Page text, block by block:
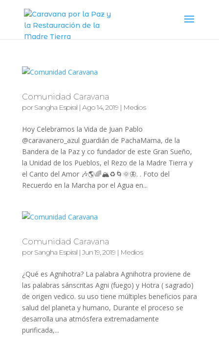
Comunidad Caravana
porSangha Espiral| Ago 14, 2019| Medios
Hoy Celebramos la Vida de Juan Pablo
@caravanero_azul guardián de PachaMama, de la
Bandera de la Paz y co fundador de este Gran Sueño,
la Unidad de los Pueblos, el Rezo de la Madre Tierra y
el Canto del Amor 🎶🌎🌈🏔♻️🌀🌞🦋. . Foto del
Recuerdo en la Marcha por el Agua en...
Comunidad Caravana
porSangha Espiral|Jun 19, 2019| Medios
¿Qué es Agnihotra? La palabra Agnihotra proviene de
las palabras sánscritas Agni (fuego) y Hotra ( sagrado)
de origen vedico. su uso tiene múltiples beneficios para
salud del planeta y humano, Durante el proceso se
desarrolla una atmósfera extremadamente
purificada,...